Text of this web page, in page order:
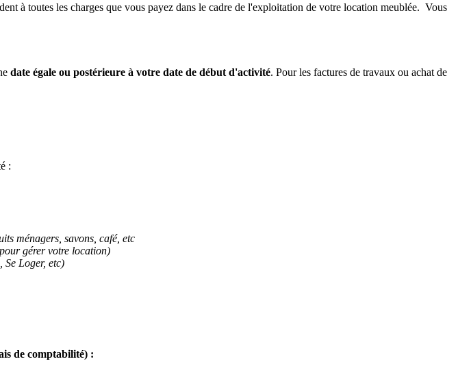
à toutes les charges que vous payez dans le cadre de l'exploitation de votre location meublée. Vous
date égale ou postérieure à votre date de début d'activité. Pour les factures de travaux ou achat de
:
ménagers, savons, café, etc
gérer votre location)
Loger, etc)
de comptabilité) :